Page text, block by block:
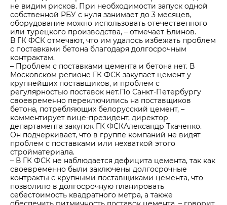
не видим рисков. При необходимости запуск одной
собственной РБУ с нуля занимает до 3 месяцев,
оборудование можно использовать отечественного
или турецкого производства, – отмечает Блинов.
В ГК ФСК отмечают, что им удалось избежать проблем
с поставками бетона благодаря долгосрочным
контрактам.
– Проблем с поставками цемента и бетона нет. В
Московском регионе ГК ФСК закупает цемент у
крупнейших поставщиков, и проблем с
регулярностью поставок нет.По Санкт-Петербургу
своевременно переключились на поставщиков
бетона, потребляющих белорусский цемент, –
комментирует вице-президент, директор
департамента закупок ГК ФСКАлександр Ткаченко.
Он подчеркивает, что в группе компаний не видят
проблем с поставками или нехваткой этого
стройматериала.
– В ГК ФСК не наблюдается дефицита цемента, так как
своевременно были заключены долгосрочные
контракты с крупными поставщиками цемента, что
позволило в долгосрочную планировать
себестоимость квадратного метра, а также